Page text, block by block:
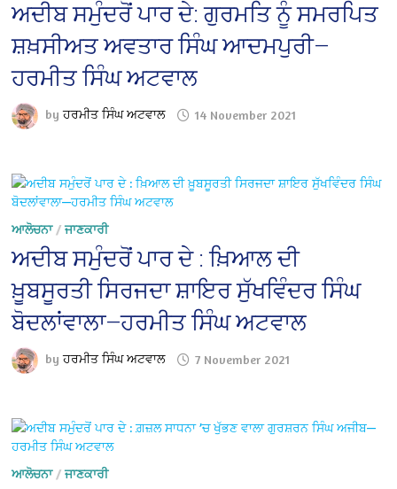
ਅਦੀਬ ਸਮੁੰਦਰੋਂ ਪਾਰ ਦੇ: ਗੁਰਮਤਿ ਨੂੰ ਸਮਰਪਿਤ
ਸ਼ਖ਼ਸੀਅਤ ਅਵਤਾਰ ਸਿੰਘ ਆਦਮਪੁਰੀ—
ਹਰਮੀਤ ਸਿੰਘ ਅਟਵਾਲ
byਹਰਮੀਤ ਸਿੰਘ ਅਟਵਾਲ 14 November 2021
ਆਲੋਚਨਾ/ਜਾਣਕਾਰੀ
ਅਦੀਬ ਸਮੁੰਦਰੋਂ ਪਾਰ ਦੇ : ਖ਼ਿਆਲ ਦੀ
ਖ਼ੂਬਸੂਰਤੀ ਸਿਰਜਦਾ ਸ਼ਾਇਰ ਸੁੱਖਵਿੰਦਰ ਸਿੰਘ
ਬੋਦਲਾਂਵਾਲਾ—ਹਰਮੀਤ ਸਿੰਘ ਅਟਵਾਲ
byਹਰਮੀਤ ਸਿੰਘ ਅਟਵਾਲ 7 November 2021
ਆਲੋਚਨਾ/ਜਾਣਕਾਰੀ